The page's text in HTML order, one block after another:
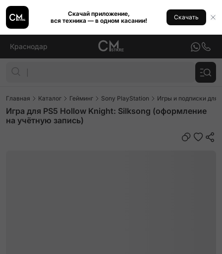
Скачай приложение,
вся техника — в одном касании!
Скачать
Краснодар
Главная Каталог Гейминг Sony PlayStation Игры и подписки для
Игра для PS5 Hollow Knight: Silksong (оформление
на учётную запись)